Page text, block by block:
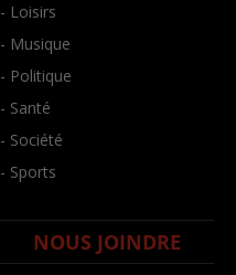
- Loisirs
- Musique
- Politique
- Santé
- Société
- Sports
NOUS JOINDRE